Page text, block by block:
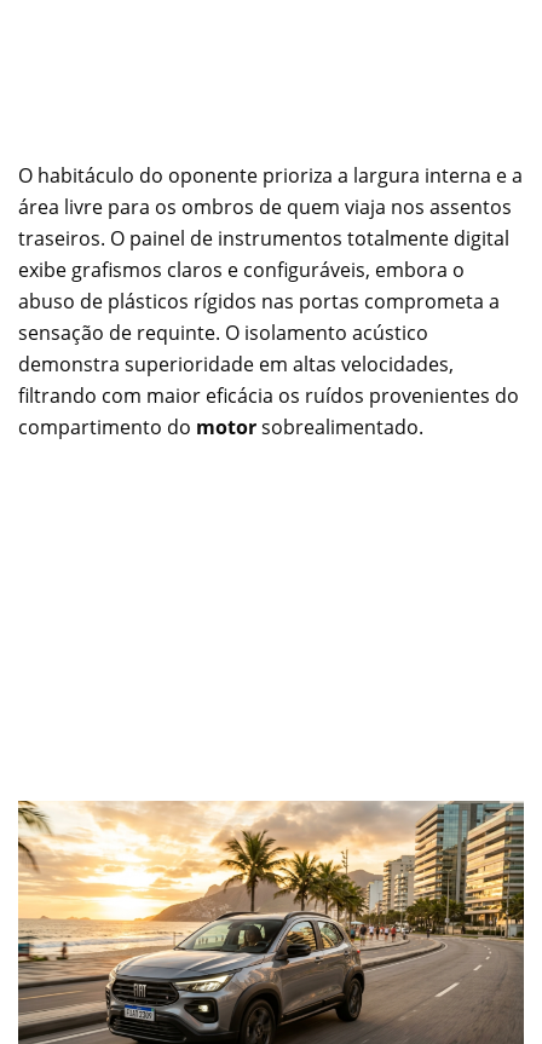
O habitáculo do oponente prioriza a largura interna e a
área livre para os ombros de quem viaja nos assentos
traseiros. O painel de instrumentos totalmente digital
exibe grafismos claros e configuráveis, embora o
abuso de plásticos rígidos nas portas comprometa a
sensação de requinte. O isolamento acústico
demonstra superioridade em altas velocidades,
filtrando com maior eficácia os ruídos provenientes do
compartimento do motorsobrealimentado.